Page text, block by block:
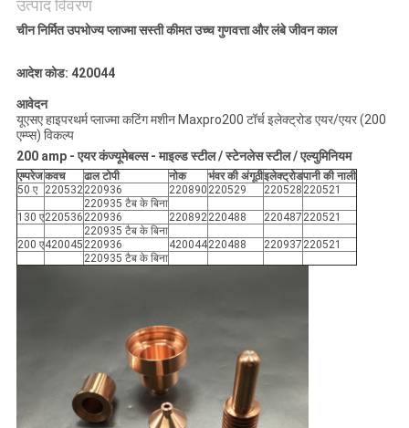
उत्पाद विवरण
चीन निर्मित उपभोज्य प्लाज्मा सस्ती कीमत उच्च गुणवत्ता और लंबे जीवन काल
आदेश कोड: 420044
आवेदन
यूएसए हाइपरथर्म प्लाज्मा कटिंग मशीन Maxpro200 टॉर्च इलेक्ट्रोड एयर/एयर (200
एम्प्स) विकल्प
200 amp - एयर कंज्यूमेबल्स - माइल्ड स्टील / स्टेनलेस स्टील / एल्युमिनियम
एम्परेज कवच ढाल टोपी नोक भंवर की अंगूठीइलेक्ट्रोडपानी की नाली
50 ए
220532220936 220890 220529 220528 220521
220935 टैब के बिना
130 ए220536 220936 220892220488 220487 220521
220935 टैब के बिना
200 ए420045 220936 420044220488 220937 220521
220935 टैब के बिना